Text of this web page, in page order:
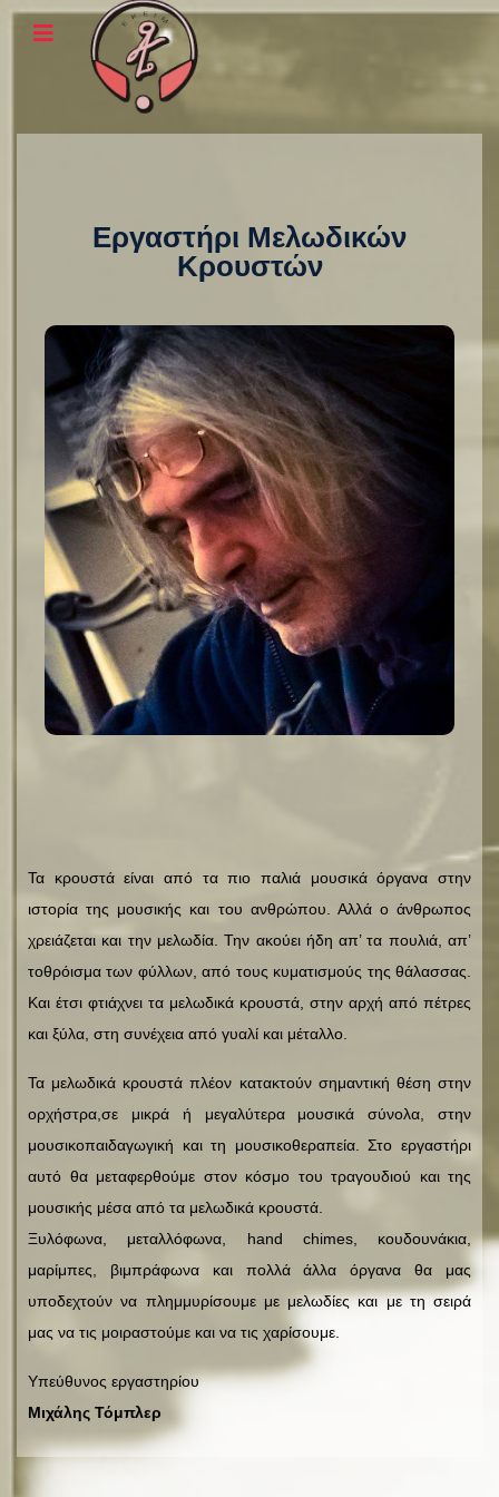
Εργαστήρι Μελωδικών
Κρουστών
Τα κρουστά είναι από τα πιο παλιά μουσικά όργανα στην
ιστορία της μουσικής και του ανθρώπου. Αλλά ο άνθρωπος
χρειάζεται και την μελωδία. Την ακούει ήδη απ’ τα πουλιά, απ’
τοθρόισμα των φύλλων, από τους κυματισμούς της θάλασσας.
Και έτσι φτιάχνει τα μελωδικά κρουστά, στην αρχή από πέτρες
και ξύλα, στη συνέχεια από γυαλί και μέταλλο.
Τα μελωδικά κρουστά πλέον κατακτούν σημαντική θέση στην
ορχήστρα,σε μικρά ή μεγαλύτερα μουσικά σύνολα, στην
μουσικοπαιδαγωγική και τη μουσικοθεραπεία. Στο εργαστήρι
αυτό θα μεταφερθούμε στον κόσμο του τραγουδιού και της
μουσικής μέσα από τα μελωδικά κρουστά.
Ξυλόφωνα, μεταλλόφωνα, hand chimes, κουδουνάκια,
μαρίμπες, βιμπράφωνα και πολλά άλλα όργανα θα μας
υποδεχτούν να πλημμυρίσουμε με μελωδίες και με τη σειρά
μας να τις μοιραστούμε και να τις χαρίσουμε.
Υπεύθυνος εργαστηρίου
Μιχάλης Τόμπλερ